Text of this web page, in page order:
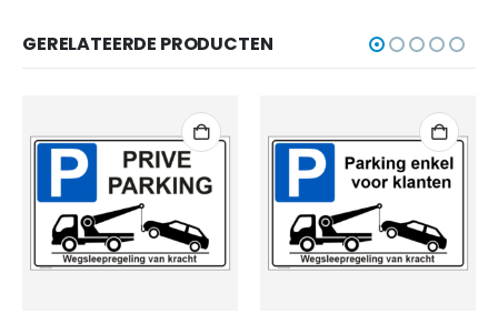
GERELATEERDE PRODUCTEN